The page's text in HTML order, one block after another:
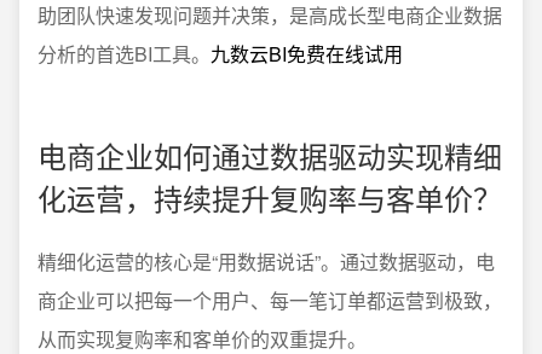
助团队快速发现问题并决策，是高成长型电商企业数据
分析的首选BI工具。 九数云BI免费在线试用
电商企业如何通过数据驱动实现精细
化运营，持续提升复购率与客单价？
精细化运营的核心是“用数据说话”。通过数据驱动，电
商企业可以把每一个用户、每一笔订单都运营到极致，
从而实现复购率和客单价的双重提升。